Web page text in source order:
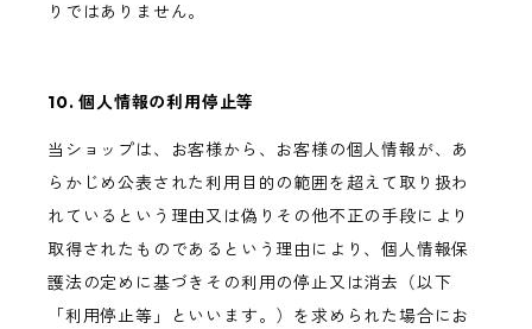
りではありません。
10. 個人情報の利用停止等
当ショップは、お客様から、お客様の個人情報が、あ
らかじめ公表された利用目的の範囲を超えて取り扱わ
れているという理由又は偽りその他不正の手段により
取得されたものであるという理由により、個人情報保
護法の定めに基づきその利用の停止又は消去（以下
「利用停止等」といいます。）を求められた場合にお